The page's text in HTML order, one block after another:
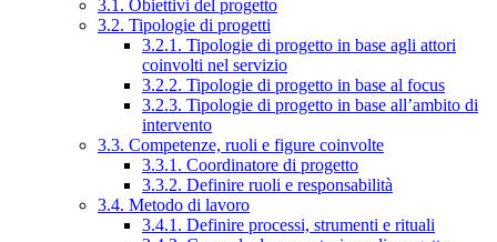
3.1. Obiettivi del progetto
3.2. Tipologie di progetti
3.2.1. Tipologie di progetto in base agli attori
coinvolti nel servizio
3.2.2. Tipologie di progetto in base al focus
3.2.3. Tipologie di progetto in base all’ambito di
intervento
3.3. Competenze, ruoli e figure coinvolte
3.3.1. Coordinatore di progetto
3.3.2. Definire ruoli e responsabilità
3.4. Metodo di lavoro
3.4.1. Definire processi, strumenti e rituali